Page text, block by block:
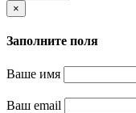
×
Заполните поля
Ваше имя
Ваш email